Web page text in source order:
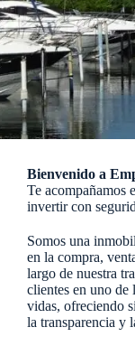
Bienvenido a
Te acompañamos
invertir con
Somos una
en la compra,
largo de nuestra
clientes en uno de
vidas, ofreciendo
la transparencia y